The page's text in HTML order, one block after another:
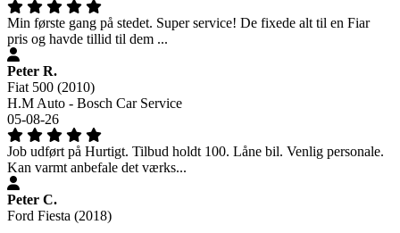
Min første gang på stedet. Super service! De fixede alt til en Fiar
pris og havde tillid til dem ...
Peter R.
Fiat 500 (2010)
H.M Auto - Bosch Car Service
05-08-26
Job udført på Hurtigt. Tilbud holdt 100. Låne bil. Venlig personale.
Kan varmt anbefale det værks...
Peter C.
Ford Fiesta (2018)